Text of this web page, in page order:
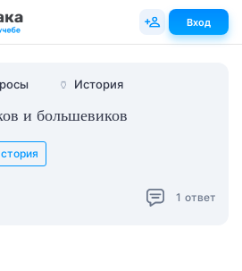
🏺 История
и большевиков
1 ответ
Вход